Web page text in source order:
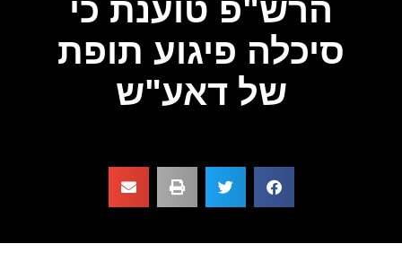
הרש"פ טוענת כי
סיכלה פיגוע תופת
של דאע"ש